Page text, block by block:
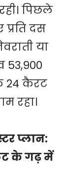
पिछले
दस
या
24 कैरट
रहा।
प्लान:
के गढ़ में